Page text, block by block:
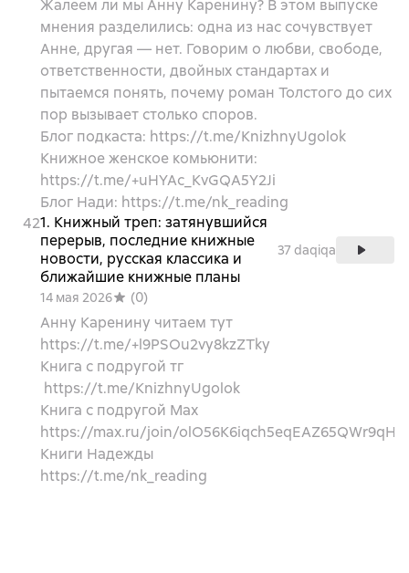
Жалеем ли мы Анну Каренину? В этом выпуске
мнения разделились: одна из нас сочувствует
Анне, другая — нет. Говорим о любви, свободе,
ответственности, двойных стандартах и
пытаемся понять, почему роман Толстого до сих
пор вызывает столько споров.
Блог подкаста: https://t.me/KnizhnyUgolok
Книжное женское комьюнити:
https://t.me/+uHYAc_KvGQA5Y2Ji
Блог Нади: https://t.me/nk_reading
421. Книжный треп: затянувшийся
перерыв, последние книжные
новости, русская классика и
ближайшие книжные планы
37 daqiqa
14 мая 2026 (0)
Анну Каренину читаем тут
https://t.me/+l9PSOu2vy8kzZTky
Книга с подругой тг
https://t.me/KnizhnyUgolok
Книга с подругой Max
https://max.ru/join/
Книги Надежды
https://t.me/nk_reading